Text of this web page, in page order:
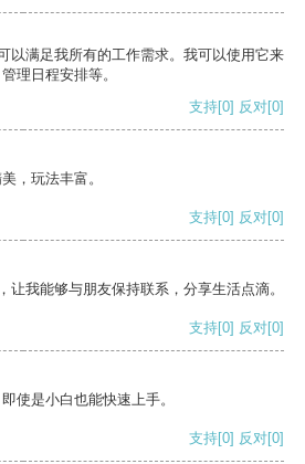
以满足我所有的工作需求。我可以使用它来
理日程安排等。
支持[0] 反对[0]
，玩法丰富。
支持[0] 反对[0]
让我能够与朋友保持联系，分享生活点滴。
支持[0] 反对[0]
使是小白也能快速上手。
支持[0] 反对[0]